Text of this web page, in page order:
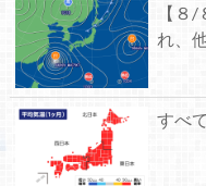
【８
れ、
すべ